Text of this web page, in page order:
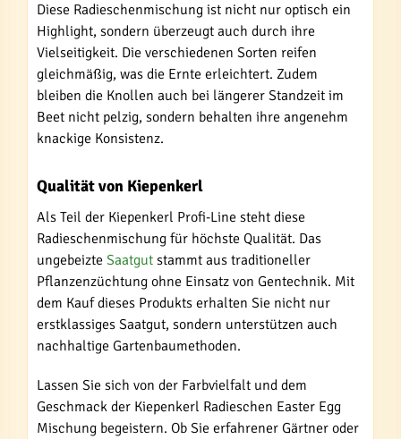
Diese Radieschenmischung ist nicht nur optisch ein
Highlight, sondern überzeugt auch durch ihre
Vielseitigkeit. Die verschiedenen Sorten reifen
gleichmäßig, was die Ernte erleichtert. Zudem
bleiben die Knollen auch bei längerer Standzeit im
Beet nicht pelzig, sondern behalten ihre angenehm
knackige Konsistenz.
Qualität von Kiepenkerl
Als Teil der Kiepenkerl Profi-Line steht diese
Radieschenmischung für höchste Qualität. Das
ungebeizte Saatgut stammt aus traditioneller
Pflanzenzüchtung ohne Einsatz von Gentechnik. Mit
dem Kauf dieses Produkts erhalten Sie nicht nur
erstklassiges Saatgut, sondern unterstützen auch
nachhaltige Gartenbaumethoden.
Lassen Sie sich von der Farbvielfalt und dem
Geschmack der Kiepenkerl Radieschen Easter Egg
Mischung begeistern. Ob Sie erfahrener Gärtner oder